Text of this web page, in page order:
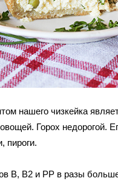
нашего чизкейка
Горох недорогой.
пироги.
B, B2 и PP в разы